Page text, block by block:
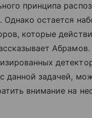
принципа
Однако остается
которые
Абрамов.
данной задачей,
внимание на